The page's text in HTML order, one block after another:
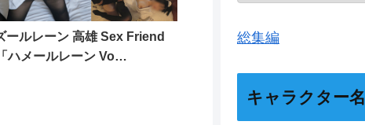
ールレーン 高雄 Sex Friend
ハメールレーン Vo…
総集編
キャラクター名